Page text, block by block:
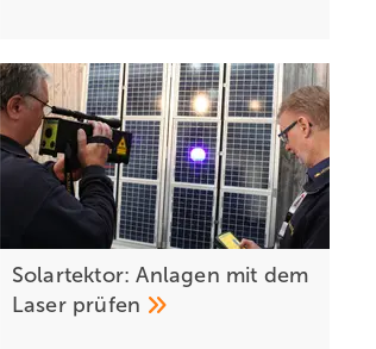
Solartektor: Anlagen mit dem
Laser prüfen